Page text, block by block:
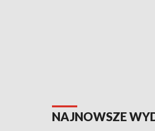
NAJNOWSZE